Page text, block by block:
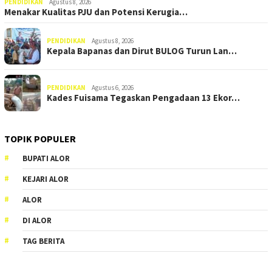
PENDIDIKAN Agustus 8, 2026
Menakar Kualitas PJU dan Potensi Kerugia…
PENDIDIKAN Agustus 8, 2026
Kepala Bapanas dan Dirut BULOG Turun Lan…
PENDIDIKAN Agustus 6, 2026
Kades Fuisama Tegaskan Pengadaan 13 Ekor…
TOPIK POPULER
BUPATI ALOR
KEJARI ALOR
ALOR
DI ALOR
TAG BERITA